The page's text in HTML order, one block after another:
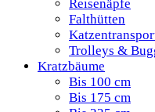
Reisenäpfe
Falthütten
Trolleys &
Kratzbäume
Bis 100 cm
Bis 175 cm